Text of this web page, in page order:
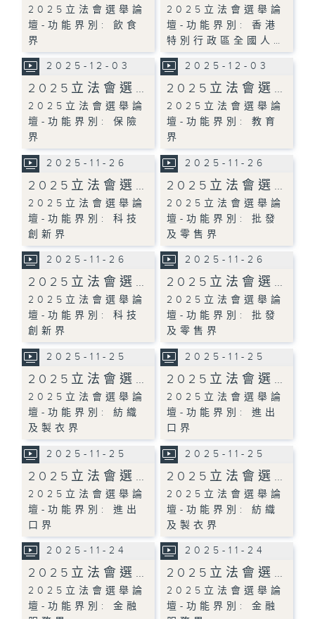
2025立法會選舉論
壇-功能界別: 飲食
界
2025立法會選舉論
壇-功能界別: 香港
特別行政區全國人…
2025-12-03
2025立法會選…
2025立法會選舉論
壇-功能界別: 保險
界
2025-12-03
2025立法會選…
2025立法會選舉論
壇-功能界別: 教育
界
2025-11-26
2025立法會選…
2025立法會選舉論
壇-功能界別: 科技
創新界
2025-11-26
2025立法會選…
2025立法會選舉論
壇-功能界別: 批發
及零售界
2025-11-26
2025立法會選…
2025立法會選舉論
壇-功能界別: 科技
創新界
2025-11-26
2025立法會選…
2025立法會選舉論
壇-功能界別: 批發
及零售界
2025-11-25
2025立法會選…
2025立法會選舉論
壇-功能界別: 紡織
及製衣界
2025-11-25
2025立法會選…
2025立法會選舉論
壇-功能界別: 進出
口界
2025-11-25
2025立法會選…
2025立法會選舉論
壇-功能界別: 進出
口界
2025-11-25
2025立法會選…
2025立法會選舉論
壇-功能界別: 紡織
及製衣界
2025-11-24
2025立法會選…
2025立法會選舉論
壇-功能界別: 金融
2025-11-24
2025立法會選…
2025立法會選舉論
壇-功能界別: 金融